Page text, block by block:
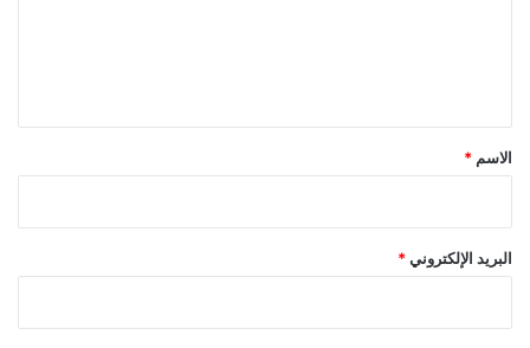
*
الاسم *
البريد الإلكتروني *